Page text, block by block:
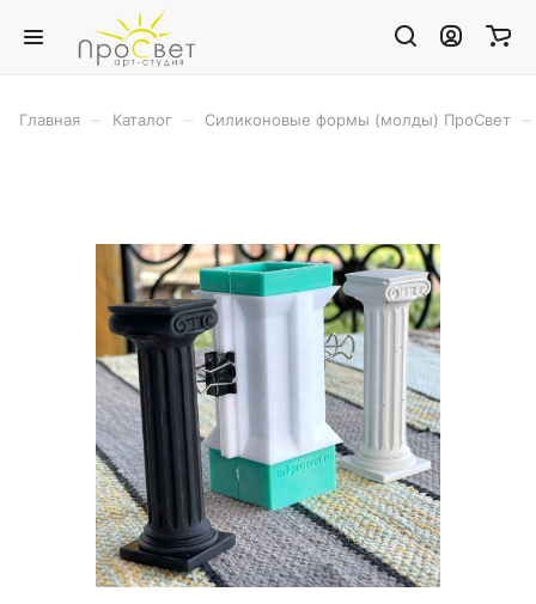
Главная Каталог Силиконовые формы (молды) ПроСвет